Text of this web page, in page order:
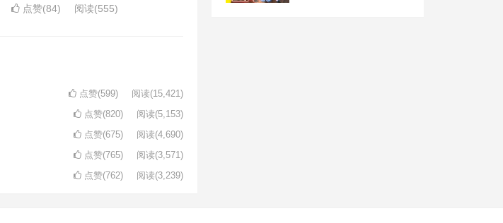
点赞(84) 阅读(555)
点赞(599) 阅读(15,421)
点赞(820) 阅读(5,153)
点赞(675) 阅读(4,690)
点赞(765) 阅读(3,571)
点赞(762) 阅读(3,239)